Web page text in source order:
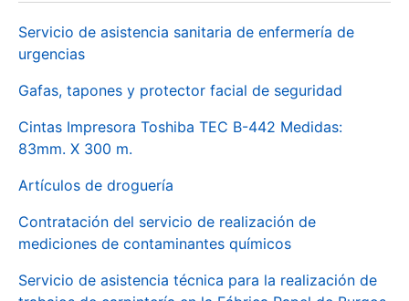
Servicio de asistencia sanitaria de enfermería de
urgencias
Gafas, tapones y protector facial de seguridad
Cintas Impresora Toshiba TEC B-442 Medidas:
83mm. X 300 m.
Artículos de droguería
Contratación del servicio de realización de
mediciones de contaminantes químicos
Servicio de asistencia técnica para la realización de